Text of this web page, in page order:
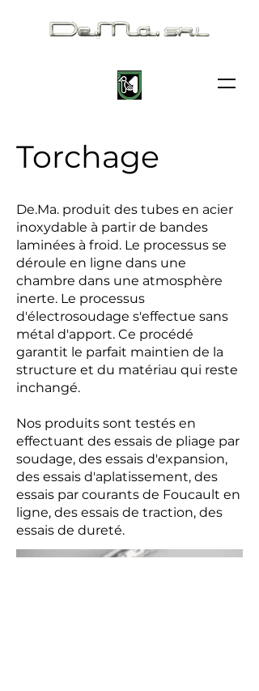
Torchage
De.Ma. produit des tubes en acier
inoxydable à partir de bandes
laminées à froid. Le processus se
déroule en ligne dans une
chambre dans une atmosphère
inerte. Le processus
d'électrosoudage s'effectue sans
métal d'apport. Ce procédé
garantit le parfait maintien de la
structure et du matériau qui reste
inchangé.
Nos produits sont testés en
effectuant des essais de pliage par
soudage, des essais d'expansion,
des essais d'aplatissement, des
essais par courants de Foucault en
ligne, des essais de traction, des
essais de dureté.